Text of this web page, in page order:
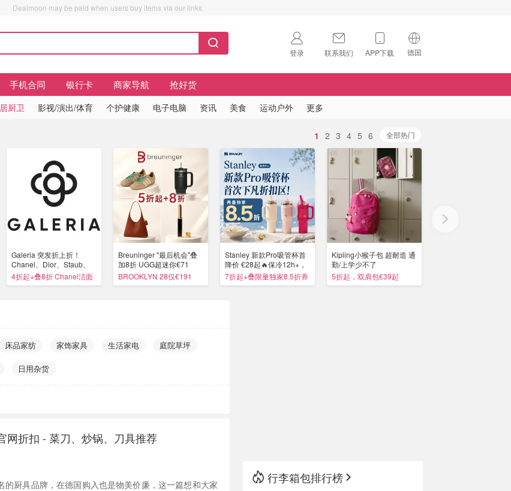
Dealmoon may be paid when users buy items via our links.
登录 联系我们 APP下载
扫码下载 App
Download on the
App Store
Download the
Android App
德国
🇺🇸
🇨🇦加拿大
🇬🇧 英国
🇩🇪德国
🇫🇷法国
🇮🇹意大利
🇦🇺澳洲
🇳🇿新西兰
手机合同 银行卡 商家导航 抢好货
厨卫 影视/演出/体育 个护健康 电子电脑 资讯 美食 运动户外 更多
Galeria 突发折上折！
Chanel、Dior、Staub、
黑绷带
4折起+叠8折 Chanel洁面
罕见€43
Breuninger "最后机会"叠
加8折 UGG超迷你€71
BROOKLYN 28仅€191
Stanley 新款Pro吸管杯首
降价 €28起🔥保冷12h+，
便携不漏水
7折起+叠限量独家8.5折券
Kipling小猴子包 超耐造 通
勤/上学少不了
5折起，双肩包€39起
1 2 3 4 5 6 全部热门
床品家纺 家饰家具 生活家电 庭院草坪
日用杂货
网折扣 - 菜刀、炒锅、刀具推荐
的厨具品牌，在德国购入也是物美价廉，这一篇想和大家
行李箱包排行榜